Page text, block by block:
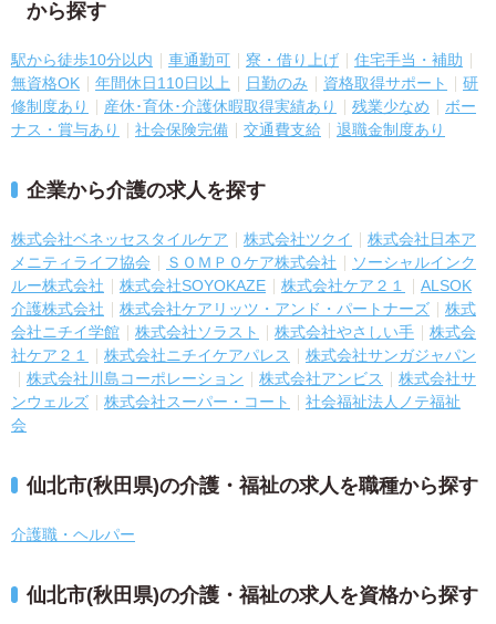
から探す
駅から徒歩10分以内 車通勤可 寮・借り上げ
住宅手当・補助
無資格OK
年間休日110日以上 日勤のみ 資格取得サポート
研
修制度あり
産休･育休･介護休暇取得実績あり 残業少なめ
ボー
ナス・賞与あり
社会保険完備 交通費支給 退職金制度あり
企業から介護の求人を探す
株式会社ベネッセスタイルケア 株式会社ツクイ
株式会社日本ア
メニティライフ協会
ＳＯＭＰＯケア株式会社
ソーシャルインク
ルー株式会社
株式会社SOYOKAZE 株式会社ケア２１
ALSOK
介護株式会社
株式会社ケアリッツ・アンド・パートナーズ
株式
会社ニチイ学館
株式会社ソラスト 株式会社やさしい手
株式会
社ケア２１
株式会社ニチイケアパレス
株式会社サンガジャパン
株式会社川島コーポレーション
株式会社アンビス
株式会社サ
ンウェルズ
株式会社スーパー・コート
社会福祉法人ノテ福祉
会
仙北市(秋田県)の介護・福祉の求人を職種から探す
介護職・ヘルパー
仙北市(秋田県)の介護・福祉の求人を資格から探す